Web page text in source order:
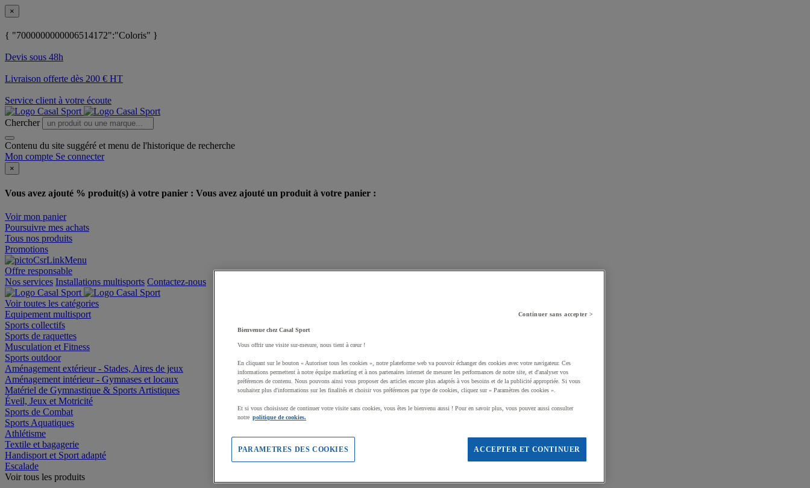
×
{ "7000000000006514172":"Coloris" }
Devis sous 48h
Livraison offerte dès 200 € HT
Service client à votre écoute
Chercher
Contenu du site suggéré et menu de l'historique de recherche
Mon compte Se connecter
×
Vous avez ajouté % produit(s) à votre panier : Vous avez ajouté un produit à votre panier :
Voir mon panier
Poursuivre mes achats
Tous nos produits
Promotions
Offre responsable
Nos services Installations multisports Contactez-nous
Voir toutes les catégories
Equipement multisport
Sports collectifs
Sports de raquettes
Musculation et Fitness
Sports outdoor
Aménagement extérieur - Stades, Aires de jeux
Aménagement intérieur - Gymnases et locaux
Matériel de Gymnastique & Sports Artistiques
Éveil, Jeux et Motricité
Sports de Combat
Sports Aquatiques
Athlétisme
Textile et bagagerie
Handisport et Sport adapté
Escalade
Voir tous les produits
Continuer sans accepter >
Bienvenue chez Casal Sport
Vous offrir une visite sur-mesure, nous tient à cœur !
En cliquant sur le bouton « Autoriser tous les cookies », notre plateforme web va pouvoir échanger des cookies avec votre navigateur. Ces
informations permettent à notre équipe marketing et à nos partenaires internet de mesurer les performances de notre site, et d'analyser vos
préférences de contenu. Nous pouvons ainsi vous proposer des articles encore plus adaptés à vos besoins et de la publicité appropriée. Si vous
souhaitez plus d'informations sur les finalités et choisir vos préférences par type de cookies, cliquez sur « Paramètres des cookies ».
Et si vous choisissez de continuer votre visite sans cookies, vous êtes le bienvenu aussi ! Pour en savoir plus, vous pouvez aussi consulter
notre politique de cookies.
ACCEPTER ET CONTINUER
PARAMETRES DES COOKIES